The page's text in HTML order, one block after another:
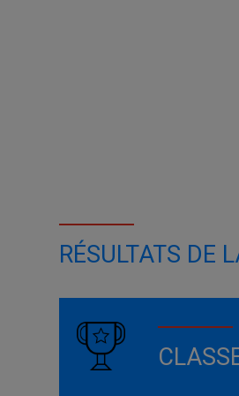
RÉSULTATS DE